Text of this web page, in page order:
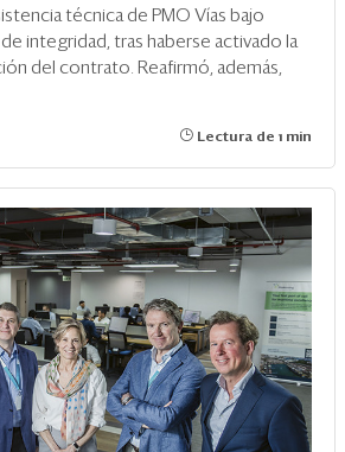
técnica de PMO Vías bajo
integridad, tras haberse activado la
del contrato. Reafirmó, además,
Lectura de 1 min